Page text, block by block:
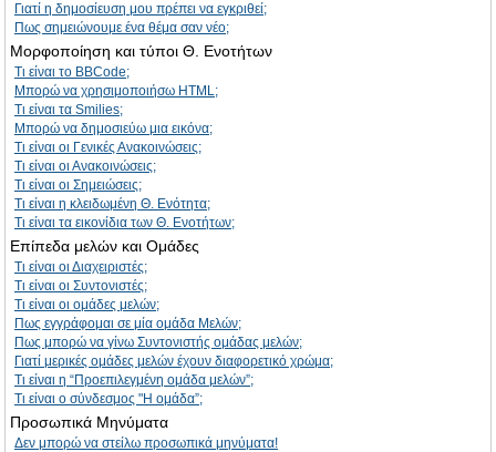
Γιατί η δημοσίευση μου πρέπει να εγκριθεί;
Πως σημειώνουμε ένα θέμα σαν νέο;
Μορφοποίηση και τύποι Θ. Ενοτήτων
Τι είναι το BBCode;
Μπορώ να χρησιμοποιήσω HTML;
Τι είναι τα Smilies;
Μπορώ να δημοσιεύω μια εικόνα;
Τι είναι οι Γενικές Ανακοινώσεις;
Τι είναι οι Ανακοινώσεις;
Τι είναι οι Σημειώσεις;
Τι είναι η κλειδωμένη Θ. Ενότητα;
Τι είναι τα εικονίδια των Θ. Ενοτήτων;
Επίπεδα μελών και Ομάδες
Τι είναι οι Διαχειριστές;
Τι είναι οι Συντονιστές;
Τι είναι οι ομάδες μελών;
Πως εγγράφομαι σε μία ομάδα Μελών;
Πως μπορώ να γίνω Συντονιστής ομάδας μελών;
Γιατί μερικές ομάδες μελών έχουν διαφορετικό χρώμα;
Τι είναι η “Προεπιλεγμένη ομάδα μελών”;
Τι είναι ο σύνδεσμος "Η ομάδα”;
Προσωπικά Μηνύματα
Δεν μπορώ να στείλω προσωπικά μηνύματα!